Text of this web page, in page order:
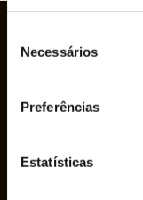
Necessários
Preferências
Estatísticas